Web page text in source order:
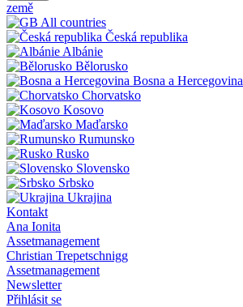
země
All countries
Česká republika
Albánie
Bělorusko
Bosna a Hercegovina
Chorvatsko
Kosovo
Maďarsko
Rumunsko
Rusko
Slovensko
Srbsko
Ukrajina
Kontakt
Ana Ionita
Assetmanagement
Christian Trepetschnigg
Assetmanagement
Newsletter
Přihlásit se